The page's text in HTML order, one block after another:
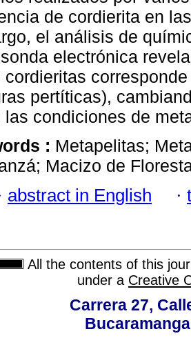
de cordierita en
el análisis de
electrónica
cordieritas
pertíticas),
las condiciones de
: Metapelitas;
Macizo de
abstract in English ·
All the contents of this
under a Creative
Carrera 27,